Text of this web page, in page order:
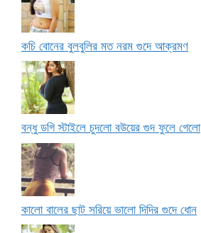
কচি বোনের বুলবুলির মত নরম গুদে আক্রমণ
বন্ধু ডগি স্টাইলে চুদলো বউয়ের গুদ ফুলে গেলো
কালো বালের ছাট সরিয়ে ভালো দিদির গুদে ধোন